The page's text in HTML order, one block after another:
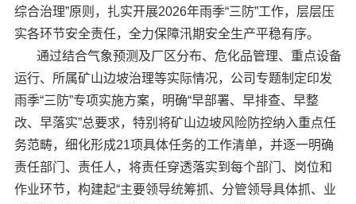
综合治理”原则，扎实开展2026年雨季“三防”工作，层层压
实各环节安全责任，全力保障汛期安全生产平稳有序。
通过结合气象预测及厂区分布、危化品管理、重点设备
运行、所属矿山边坡治理等实际情况，公司专题制定印发
雨季“三防”专项实施方案，明确“早部署、早排查、早整
改、早落实”总要求，特别将矿山边坡风险防控纳入重点任
务范畴，细化形成21项具体任务的工作清单，并逐一明确
责任部门、责任人，将责任穿透落实到每个部门、岗位和
作业环节，构建起“主要领导统筹抓、分管领导具体抓、业